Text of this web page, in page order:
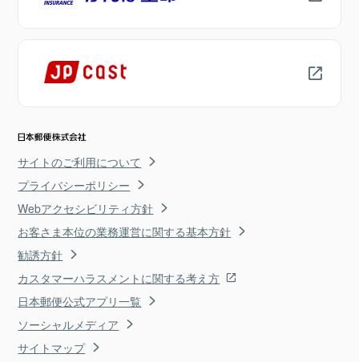
サイトのご利用について
プライバシーポリシー
Webアクセシビリティ方針
お客さま本位の業務運営に関する基本方針
勧誘方針
カスタマーハラスメントに関する考え方
日本郵便公式アプリ一覧
ソーシャルメディア
サイトマップ